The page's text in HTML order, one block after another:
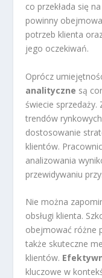
co przekłada się
powinny
potrzeb klienta
jego oczekiwań.
Oprócz
analityczne są
świecie sprzedaży.
trendów
dostosowanie
klientów.
analizowania
przewidywaniu
Nie można
obsługi klienta.
obejmować różne
także skuteczne
klientów.
kluczowe w